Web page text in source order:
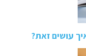
עושים זאת?